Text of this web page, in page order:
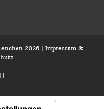
2026 | Impressum &